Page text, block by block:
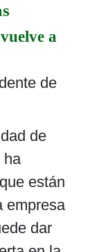
a
de
ha
están
empresa
dar